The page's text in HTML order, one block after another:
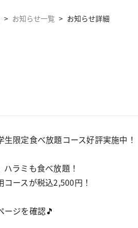
> お知らせ一覧 > お知らせ詳細
生限定食べ放題コース好評実施中！
ラミも食べ放題！
ースが税込2,500円！
ージを確認🎵